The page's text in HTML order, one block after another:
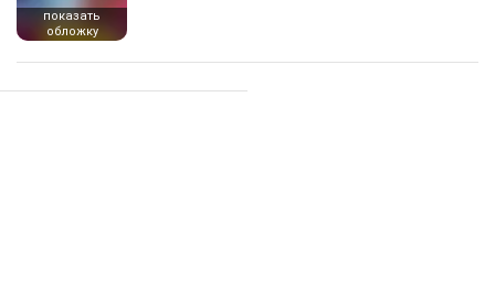
показать
обложку